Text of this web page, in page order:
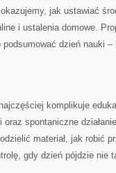
jak ustawiać
i ustalenia domowe.
dzień nauki –
komplikuje
spontaniczne
materiał, jak robić
gdy dzień pójdzie nie